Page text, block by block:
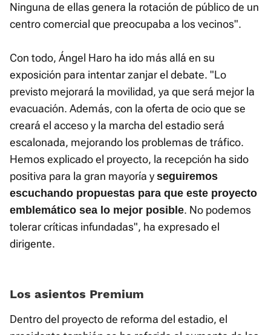
Ninguna de ellas genera la rotación de público de un
centro comercial que preocupaba a los vecinos".
Con todo, Ángel Haro ha ido más allá en su
exposición para intentar zanjar el debate. "Lo
previsto mejorará la movilidad, ya que será mejor la
evacuación. Además, con la oferta de ocio que se
creará el acceso y la marcha del estadio será
escalonada, mejorando los problemas de tráfico.
Hemos explicado el proyecto, la recepción ha sido
positiva para la gran mayoría y seguiremos
escuchando propuestas para que este proyecto
emblemático sea lo mejor posible. No podemos
tolerar críticas infundadas", ha expresado el
dirigente.
Los asientos Premium
Dentro del proyecto de reforma del estadio, el